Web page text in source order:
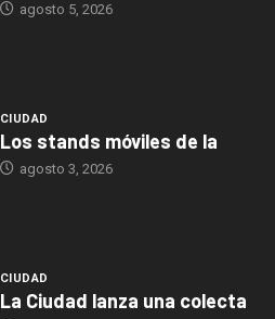
agosto 5, 2026
CIUDAD
Los stands móviles de la
agosto 3, 2026
CIUDAD
La Ciudad lanza una colecta